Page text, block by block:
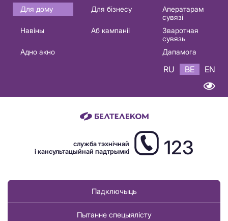
Основная
навигация
Для дому Для бізнесу
Аператарам
сувязі
Навіны
Аб кампаніі
Зваротная
сувязь
Адно акно
Дапамога
RU BE EN
служба тэхнічнай
і кансультацыйнай падтрымкі
123
Падключыць
Пытанне спецыялісту